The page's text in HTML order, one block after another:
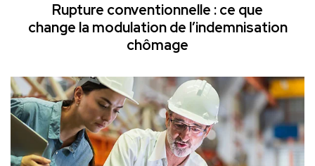
Rupture conventionnelle : ce que
change la modulation de l’indemnisation
chômage